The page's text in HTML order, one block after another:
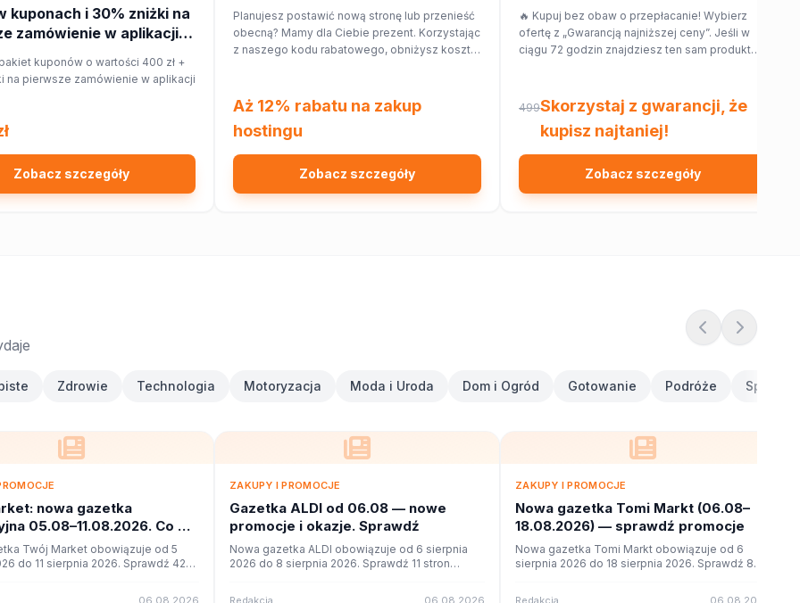
kuponach i 30% zniżki na
zamówienie w aplikacji
kuponów o wartości 400 zł +
na pierwsze zamówienie w aplikacji
Zobacz szczegóły
Planujesz postawić nową stronę lub przenieść
obecną? Mamy dla Ciebie prezent. Korzystając
z naszego kodu rabatowego, obniżysz koszt
Aż 12% rabatu na zakup
hostingu
Zobacz szczegóły
🔥 Kupuj bez obaw o przepłacanie! Wybierz
ofertę z „Gwarancją najniższej ceny”. Jeśli w
ciągu 72 godzin znajdziesz ten sam produkt
499Skorzystaj z gwarancji, że
kupisz najtaniej!
Zobacz szczegóły
Zdrowie Technologia Motoryzacja Moda i Uroda Dom i Ogród Gotowanie Podróże Sport i
nowa gazetka
05.08–11.08.2026. Co w
Twój Market obowiązuje od 5
do 11 sierpnia 2026. Sprawdź 42
06.08.2026
ZAKUPY I PROMOCJE
Gazetka ALDI od 06.08 — nowe
promocje i okazje. Sprawdź
Nowa gazetka ALDI obowiązuje od 6 sierpnia
2026 do 8 sierpnia 2026. Sprawdź 11 stron
Redakcja 06.08.2026
ZAKUPY I PROMOCJE
Nowa gazetka Tomi Markt (06.08–
18.08.2026) — sprawdź promocje
Nowa gazetka Tomi Markt obowiązuje od 6
sierpnia 2026 do 18 sierpnia 2026. Sprawdź 8
Redakcja 06.08.2026